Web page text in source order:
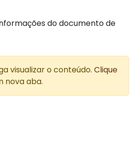
do documento de
visualizar o conteúdo. Clique
nova aba.